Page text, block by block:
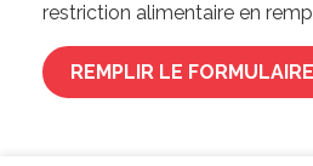
restriction alimentaire en
REMPLIR LE FORMULAIRE